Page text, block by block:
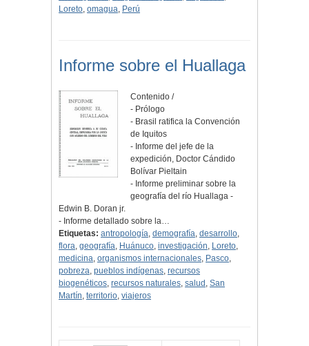
Loreto, omagua, Perú
Informe sobre el Huallaga
Contenido /
- Prólogo
- Brasil ratifica la Convención
de Iquitos
- Informe del jefe de la
expedición, Doctor Cándido
Bolívar Pieltain
- Informe preliminar sobre la
geografía del río Huallaga -
Edwin B. Doran jr.
- Informe detallado sobre la…
Etiquetas: antropología, demografía, desarrollo,
flora, geografía, Huánuco, investigación, Loreto,
medicina, organismos internacionales, Pasco,
pobreza, pueblos indígenas, recursos
biogenéticos, recursos naturales, salud , San
Martín, territorio, viajeros